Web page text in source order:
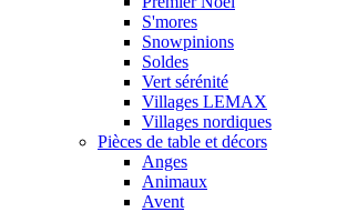
S'mores
Snowpinions
Soldes
Vert sérénité
Villages LEMAX
Villages nordiques
Pièces de table et décors
Anges
Animaux
Avent